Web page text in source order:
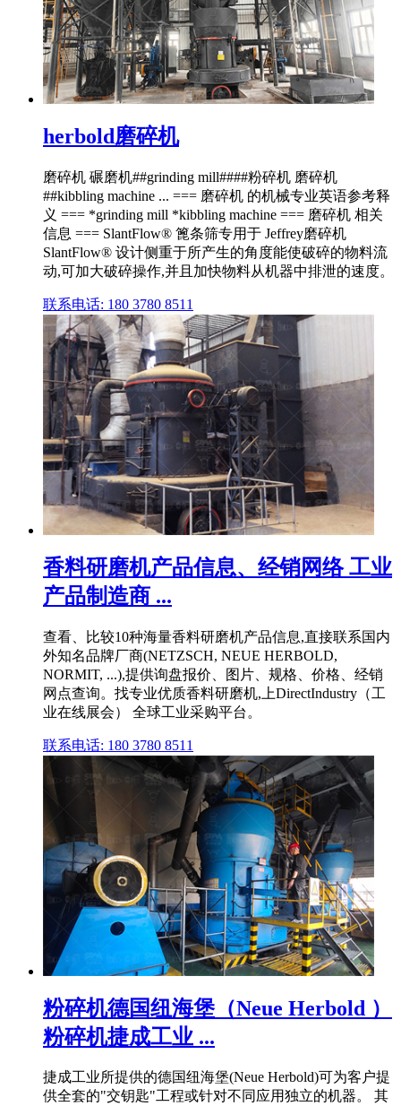
herbold磨碎机
磨碎机 碾磨机##grinding mill####粉碎机 磨碎机
##kibbling machine ... === 磨碎机 的机械专业英语参考释
义 === *grinding mill *kibbling machine === 磨碎机 相关
信息 === SlantFlow® 篦条筛专用于 Jeffrey磨碎机
SlantFlow® 设计侧重于所产生的角度能使破碎的物料流
动,可加大破碎操作,并且加快物料从机器中排泄的速度。
联系电话: 180 3780 8511
香料研磨机产品信息、经销网络 工业
产品制造商 ...
查看、比较10种海量香料研磨机产品信息,直接联系国内
外知名品牌厂商(NETZSCH, NEUE HERBOLD,
NORMIT, ...),提供询盘报价、图片、规格、价格、经销
网点查询。找专业优质香料研磨机,上DirectIndustry（工
业在线展会） 全球工业采购平台。
联系电话: 180 3780 8511
粉碎机德国纽海堡（Neue Herbold ）
粉碎机捷成工业 ...
捷成工业所提供的德国纽海堡(Neue Herbold)可为客户提
供全套的"交钥匙"工程或针对不同应用独立的机器。 其